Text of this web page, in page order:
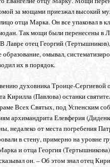
за мощами приезжал высокий
отца Марка. Он все упаковал в
Так мощи были перенесены в
Лавре отец Георгий
образование, омывал,
их в порядок.
духовника Троице-Сергиевой
Кирилла (Павлова) останки
Всех Святых, под Успенским
архимандрита Елевферия
недалеко от места погребения
в стену, примерно на уровне
и отца Георгия
он. – Об этом знал отец